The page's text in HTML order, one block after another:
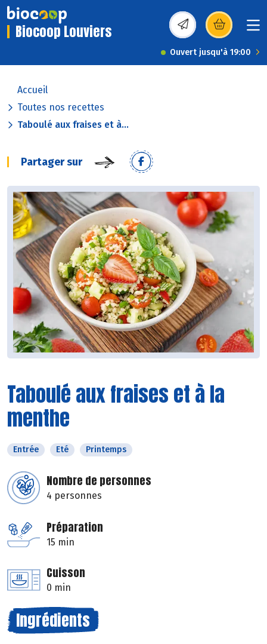
Biocoop Louviers (s’ouvre dans une
Ouvert jusqu'à 19:00
Accueil
Toutes nos recettes
Taboulé aux fraises et à...
Partager sur
Taboulé aux fraises et à la
menthe
Entrée Eté Printemps
Nombre de personnes
4 personnes
Préparation
15 min
Cuisson
0 min
Ingrédients